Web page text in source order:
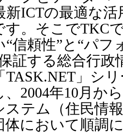
新ICTの最適な活
す。そこでTKC
“信頼性”と“パフ
証する総合行政
TASK.NET」シ
、2004年10月か
ステム（住民情
体において順調